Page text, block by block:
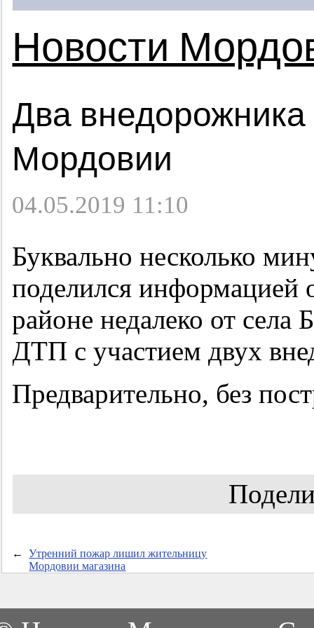
Новости
Два
Мордовии
04.05.2019 11:10
Буквально несколько
поделился информацией
районе недалеко от
ДТП с участием двух
Предварительно, без
←
Утренний пожар лишил жительницу
Мордовии магазина